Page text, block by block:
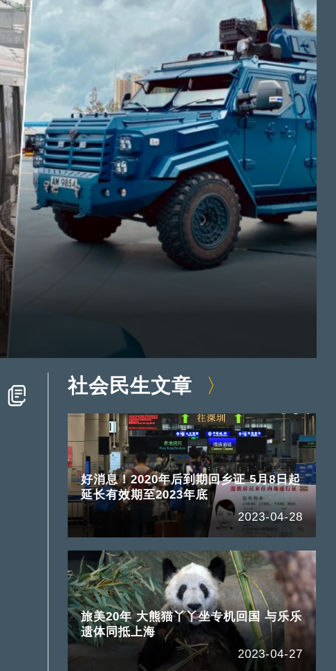
社会民生文章
好消息！2020年后到期回乡证 5月8日起
延长有效期至2023年底
2023-04-28
旅美20年 大熊猫丫丫坐专机回国 与乐乐
遗体同抵上海
2023-04-27